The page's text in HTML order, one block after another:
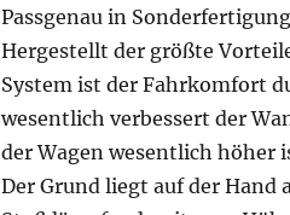
Passgenau in
Hergestellt der größte
System ist der Fahrkomfort
wesentlich verbessert der
der Wagen wesentlich höher
Der Grund liegt auf der